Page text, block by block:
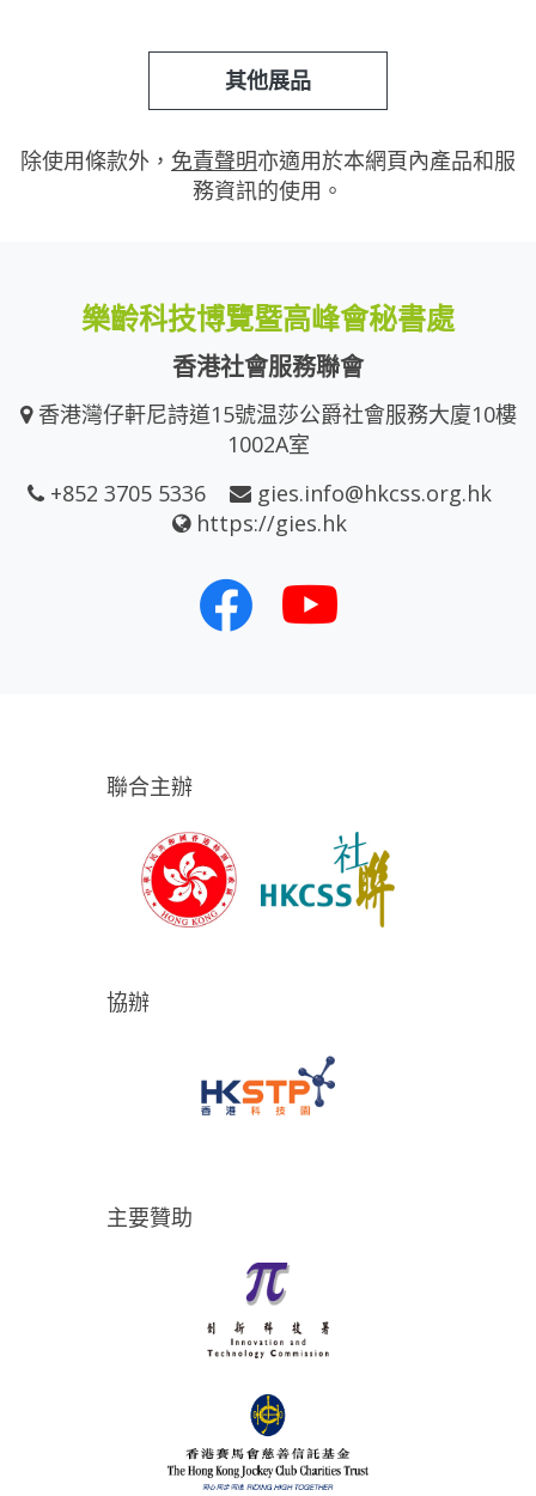
其他展品
除使用條款外， 免責聲明亦適用於本網頁內產品和服
務資訊的使用。
樂齡科技博覽暨高峰會秘書處
香港社會服務聯會
香港灣仔軒尼詩道15號温莎公爵社會服務大廈10樓
1002A室
+852 3705 5336
gies.info@hkcss.org.hk
https://gies.hk
聯合主辦
協辦
主要贊助